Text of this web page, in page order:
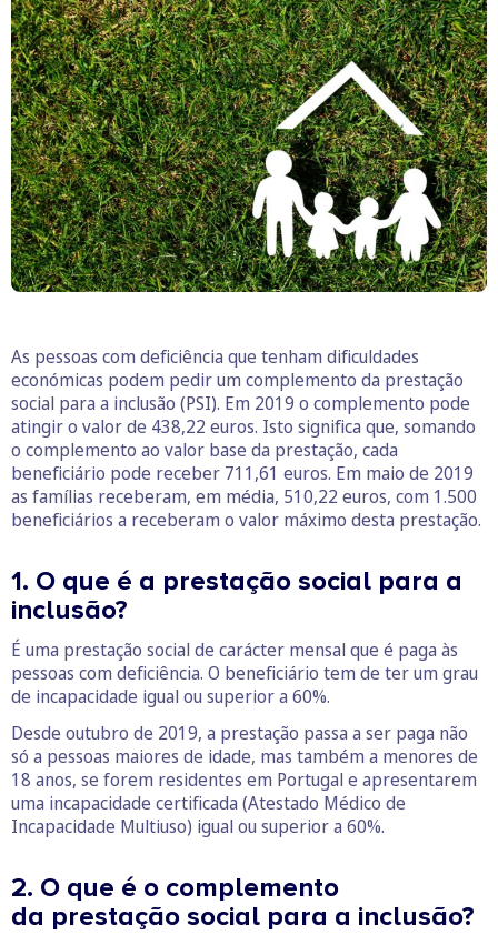
As pessoas com deficiência que tenham dificuldades
económicas podem pedir um complemento da prestação
social para a inclusão (PSI). Em 2019 o complemento pode
atingir o valor de 438,22 euros. Isto significa que, somando
o complemento ao valor base da prestação, cada
beneficiário pode receber 711,61 euros. Em maio de 2019
as famílias receberam, em média, 510,22 euros, com 1.500
beneficiários a receberam o valor máximo desta prestação.
1. O que é a prestação social para a
inclusão?
É uma prestação social de carácter mensal que é paga às
pessoas com deficiência. O beneficiário tem de ter um grau
de incapacidade igual ou superior a 60%.
Desde outubro de 2019, a prestação passa a ser paga não
só a pessoas maiores de idade, mas também a menores de
18 anos, se forem residentes em Portugal e apresentarem
uma incapacidade certificada (Atestado Médico de
Incapacidade Multiuso) igual ou superior a 60%.
2. O que é o complemento
da prestação social para a inclusão?